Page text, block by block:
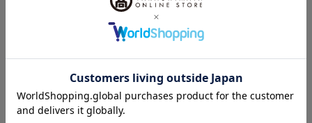
メールマガジン
送料無料クーポンやキャンペーン、新着・SALE・おすすめ商品な
ど、「高島屋オンラインストア」のお得＆うれしい情報をお届けい